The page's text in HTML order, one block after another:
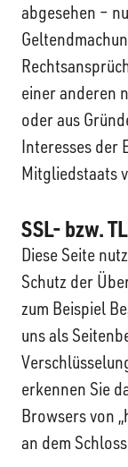
abgesehen –
einer anderen
oder aus
Interesses der
Mitgliedstaats
SSL- bzw.
Diese Seite
Schutz der
zum Beispiel
uns als
erkennen Sie
Browsers von
an dem